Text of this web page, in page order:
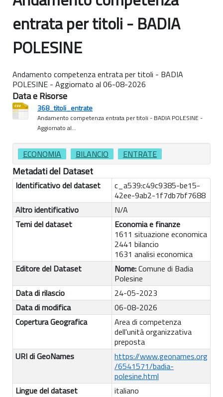
entrata per titoli - BADIA
POLESINE
Andamento competenza entrata per titoli - BADIA
POLESINE - Aggiornato al 06-08-2026
Data e Risorse
368_titoli_entrate
Andamento competenza entrata per titoli - BADIA POLESINE -
Aggiornato al...
ECONOMIA BILANCIO ENTRATE
Metadati del Dataset
Identificativo del dataset
c_a539:c49c9385-be15-
42ee-9ab2-1f7db7bf7688
Altro identificativo
N/A
Temi del dataset
Economia e finanze
1611 situazione economica
2441 bilancio
1631 analisi economica
Editore del Dataset
Nome:Comune di Badia
Polesine
Data di rilascio
24-05-2023
Data di modifica
06-08-2026
Copertura Geografica
Area di competenza
dell'unità organizzativa
preposta
URI di GeoNames
https://www.geonames.org
/6541571/badia-
polesine.html
Lingue del dataset
italiano